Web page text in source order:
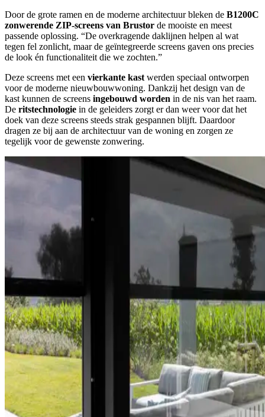
Door de grote ramen en de moderne architectuur bleken de B1200C
zonwerende ZIP-screens van Brustor de mooiste en meest
passende oplossing. “De overkragende daklijnen helpen al wat
tegen fel zonlicht, maar de geïntegreerde screens gaven ons precies
de look én functionaliteit die we zochten.”
Deze screens met een vierkante kast werden speciaal ontworpen
voor de moderne nieuwbouwwoning. Dankzij het design van de
kast kunnen de screens ingebouwd worden in de nis van het raam.
De ritstechnologie in de geleiders zorgt er dan weer voor dat het
doek van deze screens steeds strak gespannen blijft. Daardoor
dragen ze bij aan de architectuur van de woning en zorgen ze
tegelijk voor de gewenste zonwering.